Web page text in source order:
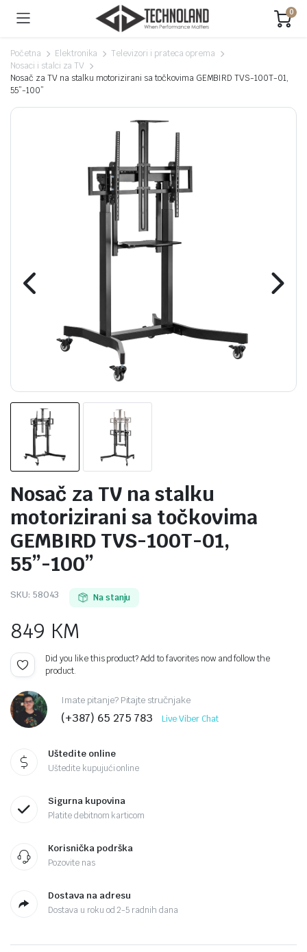
0
Početna Elektronika
Televizori i prateca oprema
Nosaci i stalci za TV
Nosač za TV na stalku motorizirani sa točkovima GEMBIRD TVS-100T-01,
55”-100”
Nosač za TV na stalku
motorizirani sa točkovima
GEMBIRD TVS-100T-01,
55”-100”
SKU: 58043 Na stanju
849 KM
Did you like this product? Add to favorites now and follow the
product.
Imate pitanje? Pitajte stručnjake
(+387) 65 275 783 Live Viber Chat
Uštedite online
Uštedite kupujući online
Sigurna kupovina
Platite debitnom karticom
Korisnička podrška
Pozovite nas
Dostava na adresu
Dostava u roku od 2-5 radnih dana